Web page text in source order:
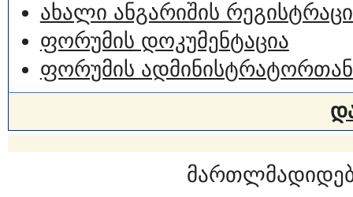
ახალი ანგარიშის
ფორუმის დოკუმენტაცია
ფორუმის ადმინისტრატორთან